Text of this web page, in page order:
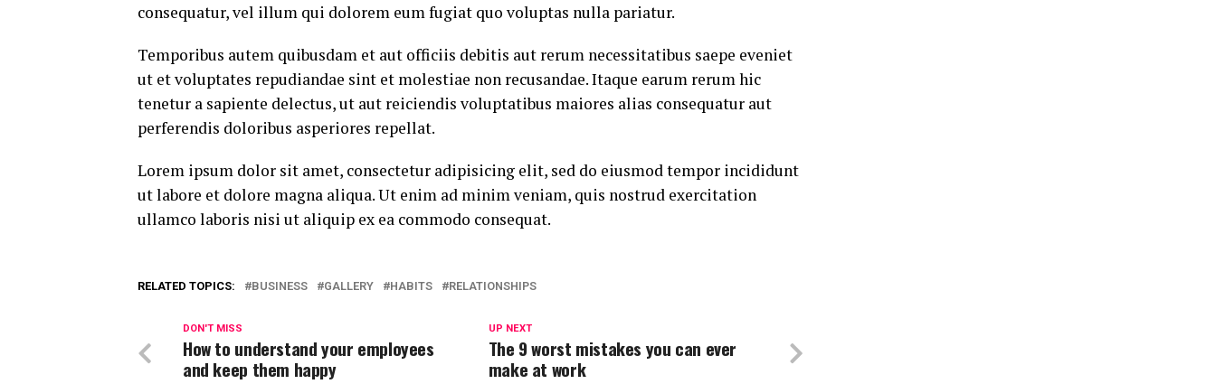
consequatur, vel illum qui dolorem eum fugiat quo voluptas nulla pariatur.
Temporibus autem quibusdam et aut officiis debitis aut rerum necessitatibus saepe eveniet
ut et voluptates repudiandae sint et molestiae non recusandae. Itaque earum rerum hic
tenetur a sapiente delectus, ut aut reiciendis voluptatibus maiores alias consequatur aut
perferendis doloribus asperiores repellat.
Lorem ipsum dolor sit amet, consectetur adipisicing elit, sed do eiusmod tempor incididunt
ut labore et dolore magna aliqua. Ut enim ad minim veniam, quis nostrud exercitation
ullamco laboris nisi ut aliquip ex ea commodo consequat.
RELATED TOPICS: BUSINESS GALLERY HABITS RELATIONSHIPS
UP NEXT
The 9 worst mistakes you can ever
make at work
DON'T MISS
How to understand your employees
and keep them happy